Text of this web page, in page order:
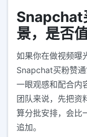
Snapchat
景，是否
如果你在做视频曝
Snapchat买粉赞
一眼观感和配合内
团队来说，先把资
算分批安排，会比
追加。